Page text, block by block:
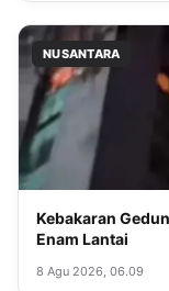
NUSANTARA
Kebakaran
Enam Lantai
8 Agu 2026, 06.09